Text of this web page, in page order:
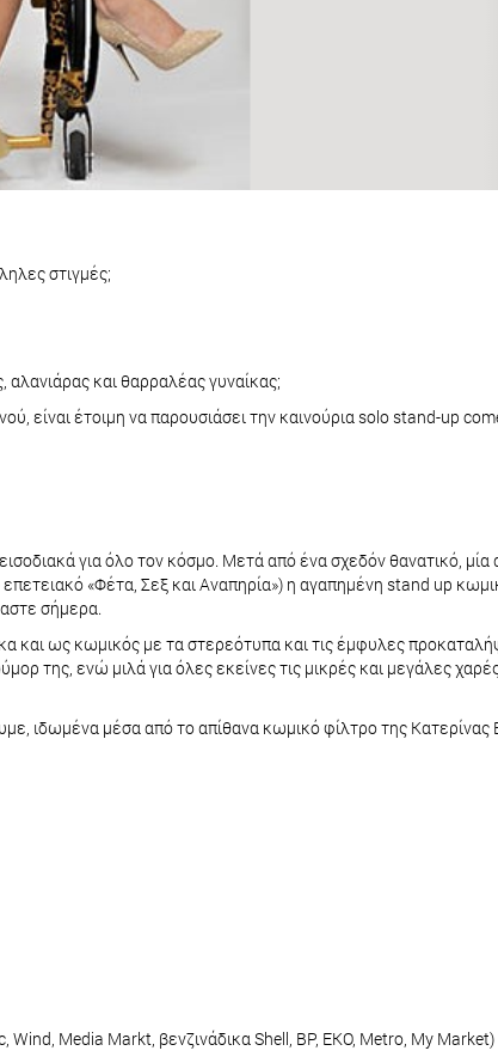
στιγμές;
αλανιάρας και θαρραλέας γυναίκας;
είναι έτοιμη να παρουσιάσει την καινούρια solo stand-up
για όλο τον κόσμο. Μετά από ένα σχεδόν θανατικό, μία
«Φέτα, Σεξ και Αναπηρία») η αγαπημένη stand up
σήμερα.
και ως κωμικός με τα στερεότυπα και τις έμφυλες
της, ενώ μιλά για όλες εκείνες τις μικρές και μεγάλες
ιδωμένα μέσα από το απίθανα κωμικό φίλτρο της Κατερίνας
Media Markt, βενζινάδικα Shell, BP, EKO, Metro, My Market)